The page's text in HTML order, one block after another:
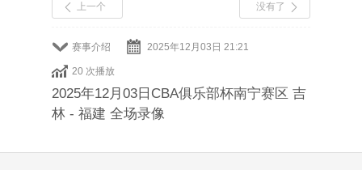
赛事介绍 2025年12月03日 21:21
20 次播放
上一个 没有了
2025年12月03日CBA俱乐部杯南宁赛区 吉
林 - 福建 全场录像